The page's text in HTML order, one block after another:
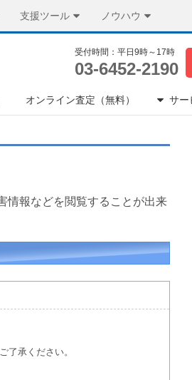
支援ツール ノウハウ
受付時間：平日9時～17時
03-6452-2190
オンライン査定（無料） サー
情報などを閲覧することが出来
了承ください。